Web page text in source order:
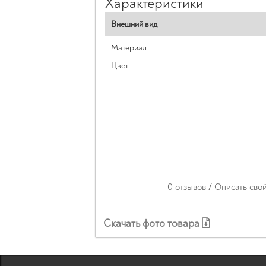
Внешний вид
Материал
Цвет
0 отзывов / Описать
Скачать фото товара